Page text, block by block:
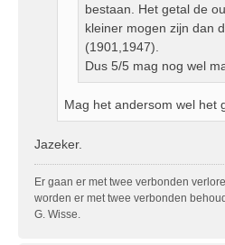
bestaan. Het getal de
kleiner mogen zijn dan
(1901,1947).
Dus 5/5 mag nog wel
Mag het andersom wel het
Jazeker.
Er gaan er met twee verbonden
worden er met twee verbonden
G. Wisse.